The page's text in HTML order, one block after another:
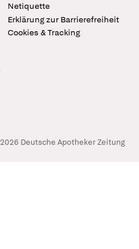
Netiquette
Erklärung zur Barrierefreiheit
Cookies & Tracking
Deutsche Apotheker Zeitung